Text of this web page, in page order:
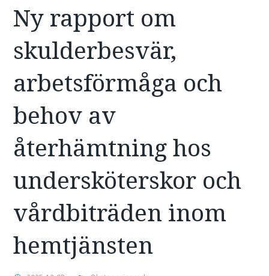
Ny rapport om
skulderbesvär,
arbetsförmåga och
behov av
återhämtning hos
undersköterskor och
vårdbiträden inom
hemtjänsten